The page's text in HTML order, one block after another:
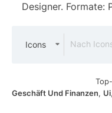
Designer. Formate:
Icons
Geschäft Und Finanzen
Ui